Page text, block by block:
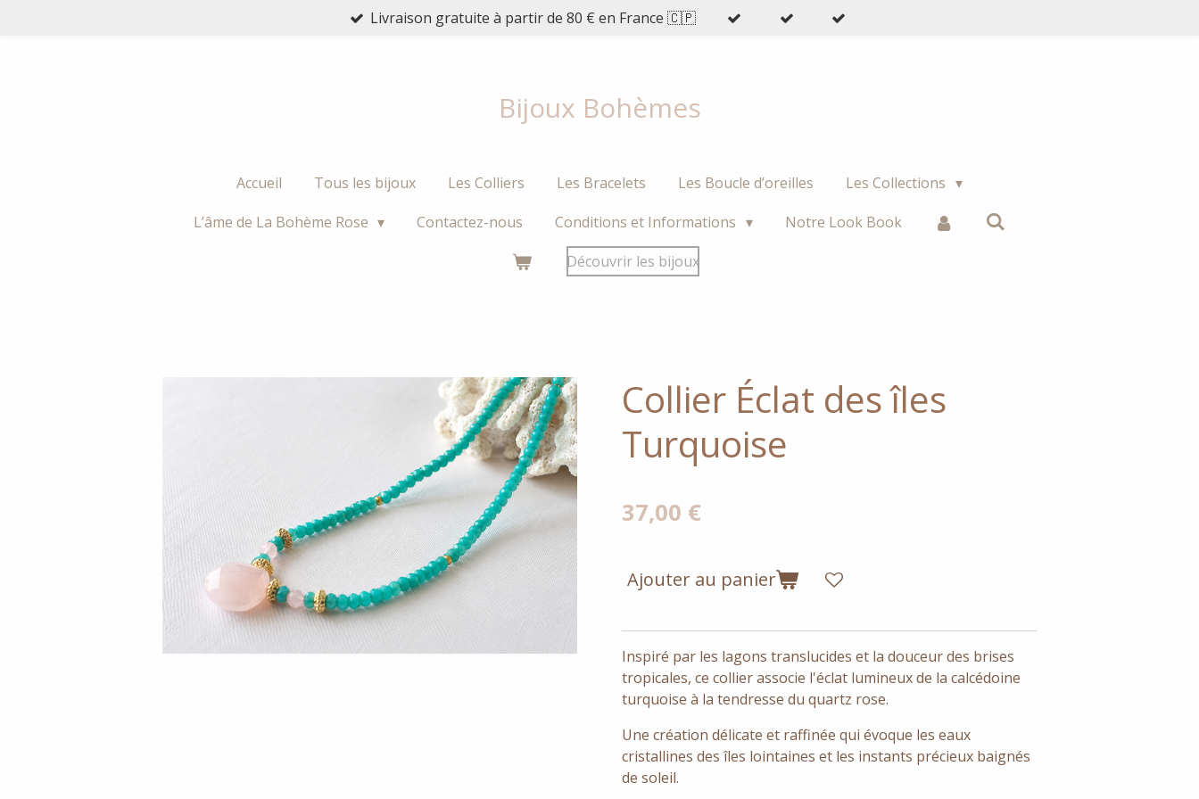
Livraison gratuite à partir de 80 € en France 🇨🇵
Bijoux Bohèmes
Accueil Tous les bijoux Les Colliers Les Bracelets Les Boucle d’oreilles
Les Collections
L’âme de La Bohème Rose
Contactez-nous Conditions et Informations
Notre Look Book
Découvrir les bijoux
Collier Éclat des îles
Turquoise
37,00 €
Ajouter au panier
Inspiré par les lagons translucides et la douceur des brises
tropicales, ce collier associe l'éclat lumineux de la calcédoine
turquoise à la tendresse du quartz rose.
Une création délicate et raffinée qui évoque les eaux
cristallines des îles lointaines et les instants précieux baignés
de soleil.